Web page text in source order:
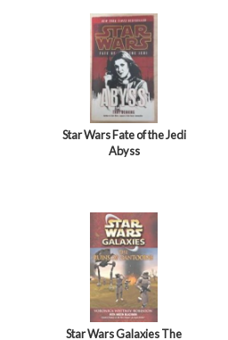
Star Wars Fate of the Jedi
Abyss
Star Wars Galaxies The